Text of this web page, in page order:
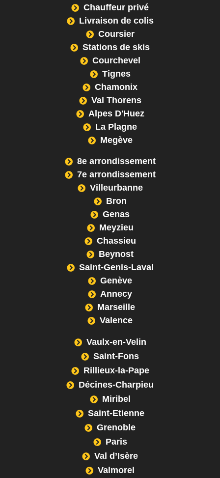
Chauffeur privé
Livraison de colis
Coursier
Stations de skis
Courchevel
Tignes
Chamonix
Val Thorens
Alpes D'Huez
La Plagne
Megève
8e arrondissement
7e arrondissement
Villeurbanne
Bron
Genas
Meyzieu
Chassieu
Beynost
Saint-Genis-Laval
Genève
Annecy
Marseille
Valence
Vaulx-en-Velin
Saint-Fons
Rillieux-la-Pape
Décines-Charpieu
Miribel
Saint-Etienne
Grenoble
Paris
Val d’Isère
Valmorel